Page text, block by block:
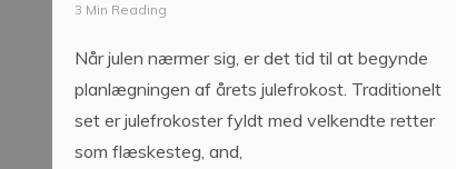
3 Min Reading
Når julen nærmer sig, er det tid til at begynde
planlægningen af årets julefrokost. Traditionelt
set er julefrokoster fyldt med velkendte retter
som flæskesteg, and,